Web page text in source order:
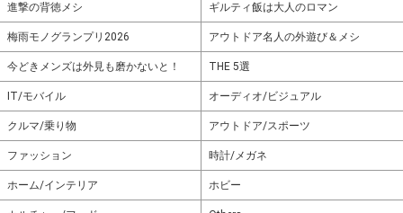
進撃の背徳メシ ギルティ飯は大人のロマン
梅雨モノグランプリ2026 アウトドア名人の外遊び＆メシ
今どきメンズは外見も磨かないと！ THE 5選
IT/モバイル オーディオ/ビジュアル
クルマ/乗り物 アウトドア/スポーツ
ファッション 時計/メガネ
ホーム/インテリア ホビー